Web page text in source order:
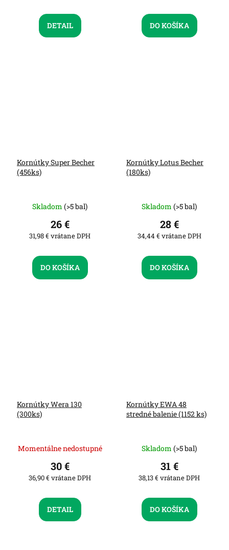
DETAIL DO KOŠÍKA
Kornútky Super Becher
(456ks)
Skladom (>5 bal)
31,98 € vrátane DPH
26 €
DO KOŠÍKA
Kornútky Lotus Becher
(180ks)
Skladom (>5 bal)
34,44 € vrátane DPH
28 €
DO KOŠÍKA
Kornútky Wera 130
(300ks)
Momentálne nedostupné
36,90 € vrátane DPH
30 €
DETAIL
Kornútky EWA 48
stredné balenie (1152 ks)
Skladom (>5 bal)
38,13 € vrátane DPH
31 €
DO KOŠÍKA